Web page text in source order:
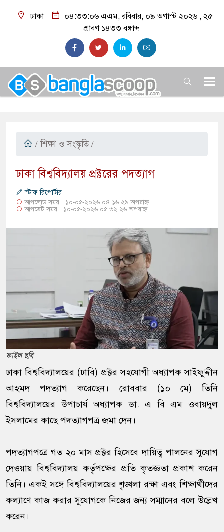
ঢাকা ০৪:৩৩:০৭ এএম, রবিবার, ০৯ অগাস্ট ২০২৬ , ২৫
শ্রাবণ ১৪৩৩ বঙ্গাব্দ
/ শিক্ষা ও সংস্কৃতি /
ঢাকা বিশ্ববিদ্যালয় প্রক্টরের পদত্যাগ
স্টাফ রিপোর্টার
আপলোড সময় : ১০-০৫-২০২৬ ০৪:১৬:২৯ অপরাহ্ন
আপডেট সময় : ১০-০৫-২০২৬ ০৫:৩২:২৬ অপরাহ্ন
ফাইল ছবি
ঢাকা বিশ্ববিদ্যালয়ের (ঢাবি) প্রক্টর সহযোগী অধ্যাপক সাইফুদ্দীন
আহমদ পদত্যাগ করেছেন। রোববার (১০ মে) তিনি
বিশ্ববিদ্যালয়ের উপাচার্য অধ্যাপক ডা. এ বি এম ওবায়দুল
ইসলামের কাছে পদত্যাগপত্র জমা দেন।
পদত্যাগপত্রে গত ২০ মাস প্রক্টর হিসেবে দায়িত্ব পালনের সুযোগ
দেওয়ায় বিশ্ববিদ্যালয় কর্তৃপক্ষের প্রতি কৃতজ্ঞতা প্রকাশ করেন
তিনি। একই সঙ্গে বিশ্ববিদ্যালয়ের শৃঙ্খলা রক্ষা এবং শিক্ষার্থীদের
কল্যাণে কাজ করার সুযোগকে নিজের জন্য সম্মানের বলে উল্লেখ
করেন।